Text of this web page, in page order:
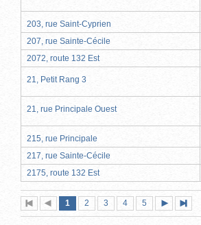
203, rue Saint-Cyprien
207, rue Sainte-Cécile
2072, route 132 Est
21, Petit Rang 3
21, rue Principale Ouest
215, rue Principale
217, rue Sainte-Cécile
2175, route 132 Est
Première
page
Page
précédente
Page
1 (page
actuelle)
Page
2 Page
3 Page
4 Page
5
suivante
page